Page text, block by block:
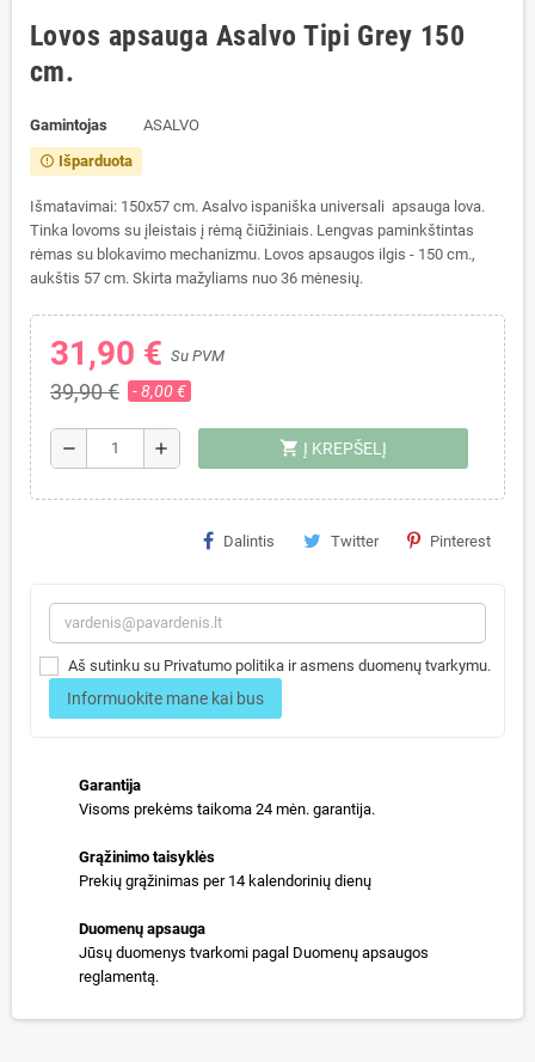
Lovos apsauga Asalvo Tipi Grey 150
cm.
Gamintojas ASALVO
error_outline Išparduota
Išmatavimai: 150x57 cm. Asalvo ispaniška universali apsauga lova.
Tinka lovoms su įleistais į rėmą čiūžiniais. Lengvas paminkštintas
rėmas su blokavimo mechanizmu. Lovos apsaugos ilgis - 150 cm.,
aukštis 57 cm. Skirta mažyliams nuo 36 mėnesių.
31,90 € Su PVM
39,90 € - 8,00 €
remove add shopping_cart Į KREPŠELĮ
Dalintis Twitter Pinterest
Aš sutinku su Privatumo politika ir asmens duomenų tvarkymu.
Informuokite mane kai bus
Garantija
Visoms prekėms taikoma 24 mėn. garantija.
Grąžinimo taisyklės
Prekių grąžinimas per 14 kalendorinių dienų
Duomenų apsauga
Jūsų duomenys tvarkomi pagal Duomenų apsaugos
reglamentą.